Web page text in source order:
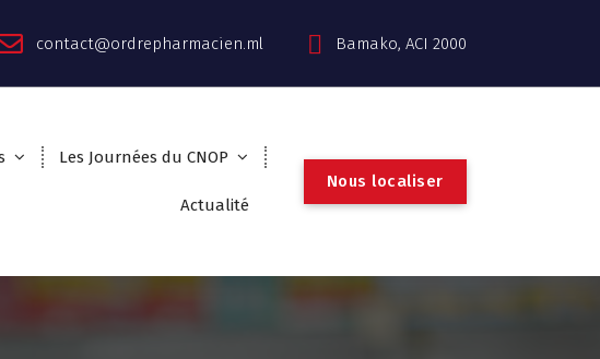
contact@ordrepharmacien.ml Bamako, ACI 2000
Les Journées du CNOP
Actualité
Nous localiser